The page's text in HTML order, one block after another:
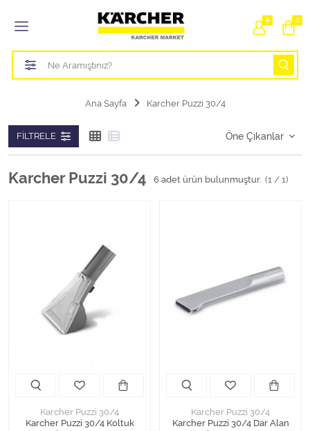
0
Tüm Kategoriler
Bahçe Sulama Ürünleri
Zemin Silme Makine Parçaları
Halı Yıkama Makine Parçaları
Zemin Temizlik Makine Parçaları
Kimyasallar Deterjanlar
Ana Sayfa Karcher Puzzi 30/4
FILTRELE
Karcher Puzzi 30/4 6 adet ürün bulunmuştur. (1 / 1)
Karcher Puzzi 30/4
Karcher Puzzi 30/4 Koltuk
Karcher Puzzi 30/4
Karcher Puzzi 30/4 Dar Alan